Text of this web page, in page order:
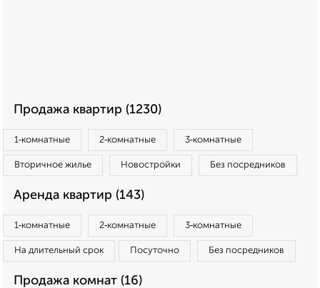
Продажа квартир (1230)
1‑комнатные 2‑комнатные 3‑комнатные
Вторичное жилье Новостройки Без посредников
Аренда квартир (143)
1‑комнатные 2‑комнатные 3‑комнатные
На длительный срок Посуточно Без посредников
Продажа комнат (16)